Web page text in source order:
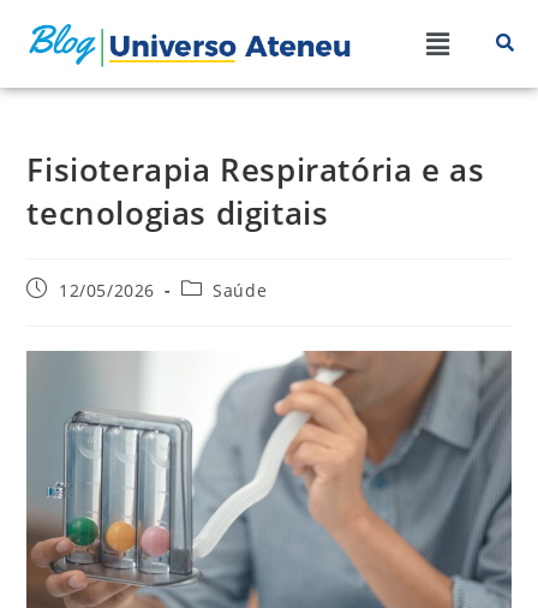
Fisioterapia Respiratória e as
tecnologias digitais
12/05/2026 Saúde